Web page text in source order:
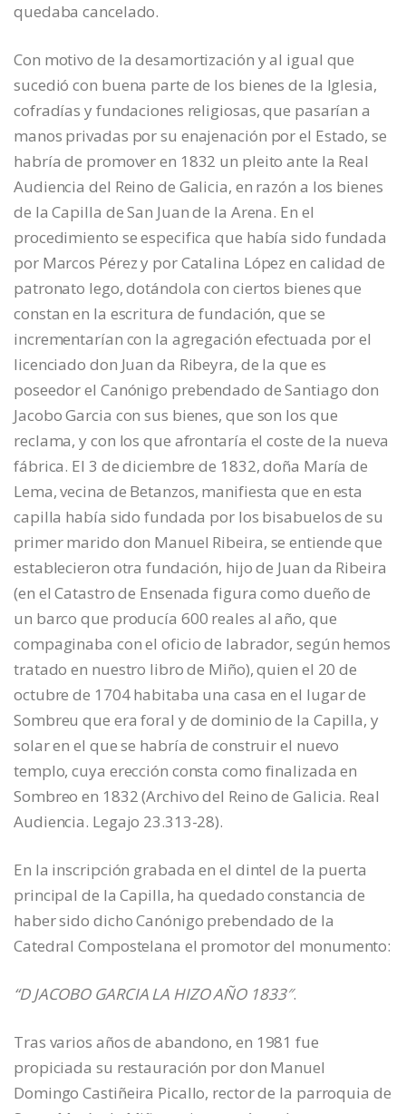
quedaba cancelado.
Con motivo de la desamortización y al igual que
sucedió con buena parte de los bienes de la Iglesia,
cofradías y fundaciones religiosas, que pasarían a
manos privadas por su enajenación por el Estado, se
habría de promover en 1832 un pleito ante la Real
Audiencia del Reino de Galicia, en razón a los bienes
de la Capilla de San Juan de la Arena. En el
procedimiento se especifica que había sido fundada
por Marcos Pérez y por Catalina López en calidad de
patronato lego, dotándola con ciertos bienes que
constan en la escritura de fundación, que se
incrementarían con la agregación efectuada por el
licenciado don Juan da Ribeyra, de la que es
poseedor el Canónigo prebendado de Santiago don
Jacobo Garcia con sus bienes, que son los que
reclama, y con los que afrontaría el coste de la nueva
fábrica. El 3 de diciembre de 1832, doña María de
Lema, vecina de Betanzos, manifiesta que en esta
capilla había sido fundada por los bisabuelos de su
primer marido don Manuel Ribeira, se entiende que
establecieron otra fundación, hijo de Juan da Ribeira
(en el Catastro de Ensenada figura como dueño de
un barco que producía 600 reales al año, que
compaginaba con el oficio de labrador, según hemos
tratado en nuestro libro de Miño), quien el 20 de
octubre de 1704 habitaba una casa en el lugar de
Sombreu que era foral y de dominio de la Capilla, y
solar en el que se habría de construir el nuevo
templo, cuya erección consta como finalizada en
Sombreo en 1832 (Archivo del Reino de Galicia. Real
Audiencia. Legajo 23.313-28).
En la inscripción grabada en el dintel de la puerta
principal de la Capilla, ha quedado constancia de
haber sido dicho Canónigo prebendado de la
Catedral Compostelana el promotor del monumento:
“D JACOBO GARCIA LA HIZO AÑO 1833″.
Tras varios años de abandono, en 1981 fue
propiciada su restauración por don Manuel
Domingo Castiñeira Picallo, rector de la parroquia de